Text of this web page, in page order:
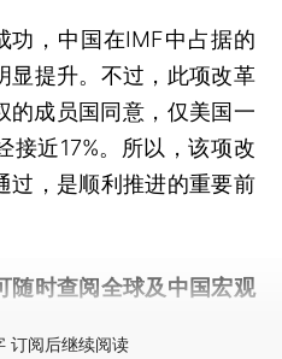
，中国在IMF中占据的
显提升。不过，此项改革
的成员国同意，仅美国一
接近17%。所以，该项改
过，是顺利推进的重要前
随时查阅全球及中国宏观
订阅后继续阅读